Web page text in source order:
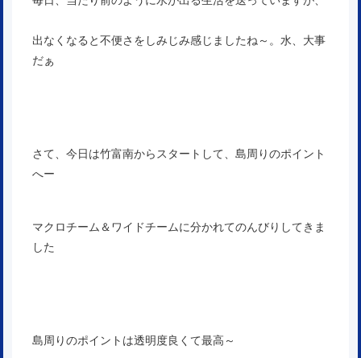
出なくなると不便さをしみじみ感じましたね～。水、大事
だぁ
さて、今日は竹富南からスタートして、島周りのポイント
へー
マクロチーム＆ワイドチームに分かれてのんびりしてきま
した
島周りのポイントは透明度良くて最高～